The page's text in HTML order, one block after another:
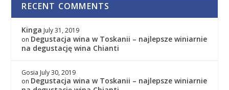
RECENT COMMENTS
Kinga July 31, 2019
on Degustacja wina w Toskanii – najlepsze winiarnie
na degustację wina Chianti
Gosia July 30, 2019
on Degustacja wina w Toskanii – najlepsze winiarnie